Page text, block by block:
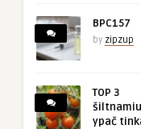
BPC157
by zipzup
TOP 3
ypač